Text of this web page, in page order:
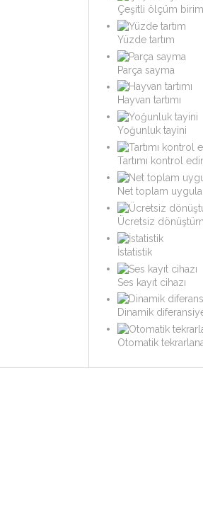
Çeşitli ölçüm
Yüzde tartım
Parça sayma
Hayvan tartımı
Yoğunluk tayini
Tartımı kontrol
Net toplam
Ücretsiz
İstatistik
Ses kayıt cihazı
Dinamik
Otomatik